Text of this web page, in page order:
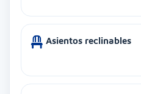
Asientos reclinables